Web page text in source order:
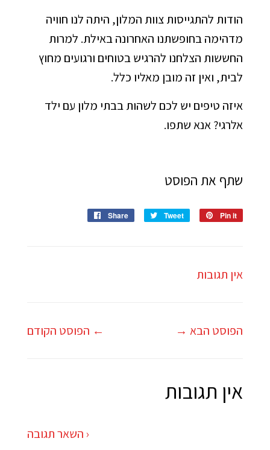
הודות להתגייסות צוות המלון, היתה לנו חוויה
מדהימה בחופשתנו האחרונה באילת. למרות
החששות הצלחנו להרגיש בטוחים ורגועים מחוץ
לבית, ואין זה מובן מאליו כלל.
איזה טיפים יש לכם לשהות בבתי מלון עם ילד
אלרגי? אנא שתפו.
שתף את הפוסט
Share
Share
Tweet
Tweet
Pin it
Pin
אין תגובות
← הפוסט הקודם הפוסט הבא →
אין תגובות
השאר תגובה ›